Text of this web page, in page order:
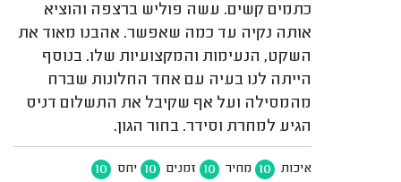
כתמים קשים. עשה פוליש ברצפה והוציא
אותה נקיה עד כמה שאפשר. אהבנו מאוד את
השקט, הנעימות והמקצועיות שלו. בנוסף
הייתה לנו בעיה עם אחד החלונות שברח
מהמסילה ועל אף שקיבל את התשלום דניס
הגיע למחרת וסידר. בחור הגון.
איכות 10 מחיר 10 זמנים 10 יחס 10